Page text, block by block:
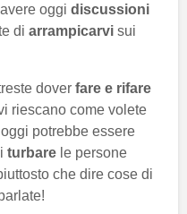
oggi discussioni
di arrampicarvi sui
dover fare e rifare
riescano come volete
potrebbe essere
turbare le persone
che dire cose di